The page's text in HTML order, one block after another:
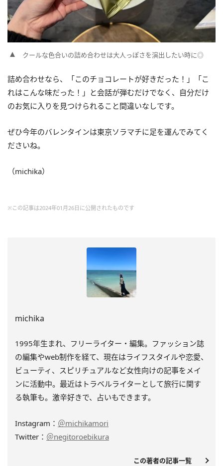
クールな色合いの詰め合わせは大人っぽさを演出したい時に◎
詰め合わせなら、「このチョコレートが好きだった！」「こ
れはこんな味だった！」と会話が弾むだけでなく、自分だけ
のお気に入りを見つけられること間違いなしです。
ぜひ今年のバレンタインは東京ソラマチに足を運んでみてく
ださいね。
（michika）
※この記事は2024年01月26日に公開されたものです
michika
1995年生まれ、フリーライター・編集。 ファッション誌
の編集やweb制作を経て、 現在はライフスタイルや恋愛、
ビューティ、 スピリチュアルなど女性向けの記事をメイ
ンに活動中。 最近はトラベルライターとして旅行に関す
る執筆も。激辛好きで、 占いもできます。
Instagram： ＠michikamori
Twitter： ＠negitoroebikura
この著者の記事一覧